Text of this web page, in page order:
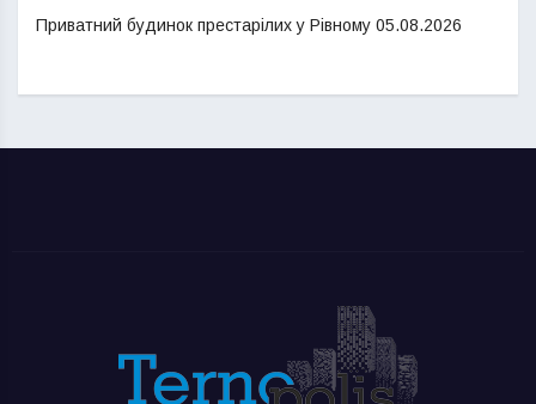
Приватний будинок престарілих у Рівному 05.08.2026